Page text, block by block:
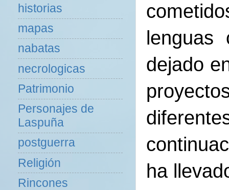
dejado
ha
historias
mapas
nabatas
necrologicas
Patrimonio
Personajes de
Laspuña
postguerra
Religión
Rincones